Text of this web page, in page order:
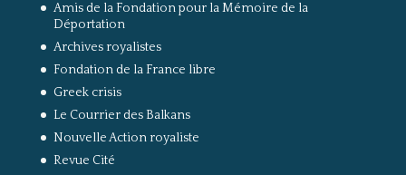
Amis de la Fondation pour la Mémoire de la
Déportation
Archives royalistes
Fondation de la France libre
Greek crisis
Le Courrier des Balkans
Nouvelle Action royaliste
Revue Cité